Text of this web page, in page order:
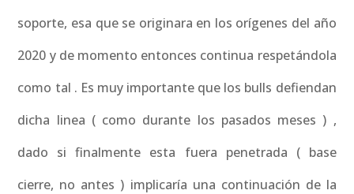
soporte, esa que se originara en los orígenes del año
2020 y de momento entonces continua respetándola
como tal . Es muy importante que los bulls defiendan
dicha linea ( como durante los pasados meses ) ,
dado si finalmente esta fuera penetrada ( base
cierre, no antes ) implicaría una continuación de la